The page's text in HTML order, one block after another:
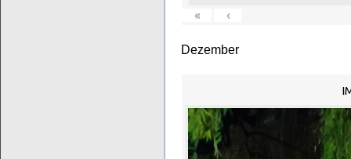
«
‹
Dezember